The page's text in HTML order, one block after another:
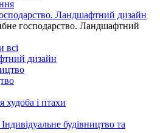
Ландшафтний дизайн
господарство. Ландшафтний
всі
дизайн
і птахи
будівництво та